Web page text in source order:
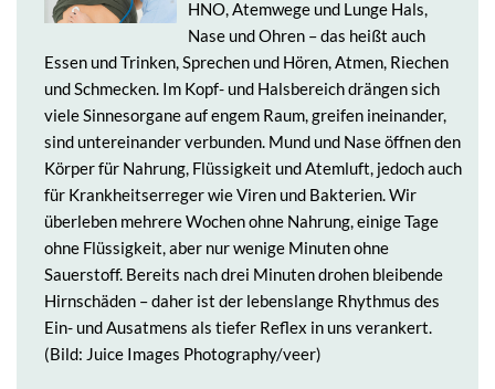
HNO, Atemwege und Lunge Hals,
Nase und Ohren – das heißt auch
Essen und Trinken, Sprechen und Hören, Atmen, Riechen
und Schmecken. Im Kopf- und Halsbereich drängen sich
viele Sinnesorgane auf engem Raum, greifen ineinander,
sind untereinander verbunden. Mund und Nase öffnen den
Körper für Nahrung, Flüssigkeit und Atemluft, jedoch auch
für Krankheitserreger wie Viren und Bakterien. Wir
überleben mehrere Wochen ohne Nahrung, einige Tage
ohne Flüssigkeit, aber nur wenige Minuten ohne
Sauerstoff. Bereits nach drei Minuten drohen bleibende
Hirnschäden – daher ist der lebenslange Rhythmus des
Ein- und Ausatmens als tiefer Reflex in uns verankert.
(Bild: Juice Images Photography/veer)